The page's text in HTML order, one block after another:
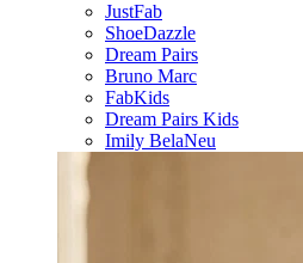
JustFab
ShoeDazzle
Dream Pairs
Bruno Marc
FabKids
Dream Pairs Kids
Imily BelaNeu